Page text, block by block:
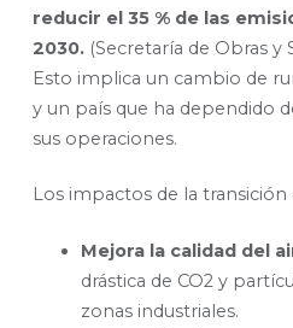
reducir el 35 % de las
2030. (Secretaría de Obras y
Esto implica un cambio de
y un país que ha dependido
sus operaciones.
Los impactos de la
Mejora la calidad del
drástica de CO2 y
zonas industriales.